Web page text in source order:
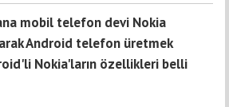
mobil telefon devi Nokia
Android telefon üretmek
Nokia'ların özellikleri belli